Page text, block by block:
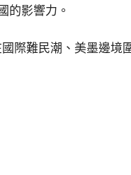
的影響力。
際難民潮、美墨邊